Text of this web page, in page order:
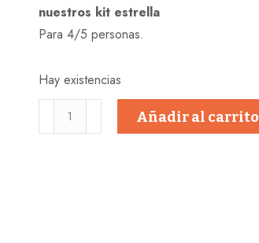
nuestros kit estrella
Para 4/5 personas.
Hay existencias
CARBONARA
Añadir al carrito